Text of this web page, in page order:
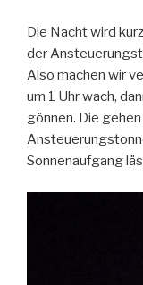
Die Nacht wird
der
Also machen wir
um 1 Uhr wach,
gönnen. Die
Sonnenaufgang